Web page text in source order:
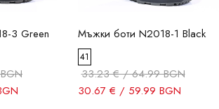
3 Green Мъжки боти N2018-1 Black
41
33.23 € / 64.99 BGN
30.67 € / 59.99 BGN